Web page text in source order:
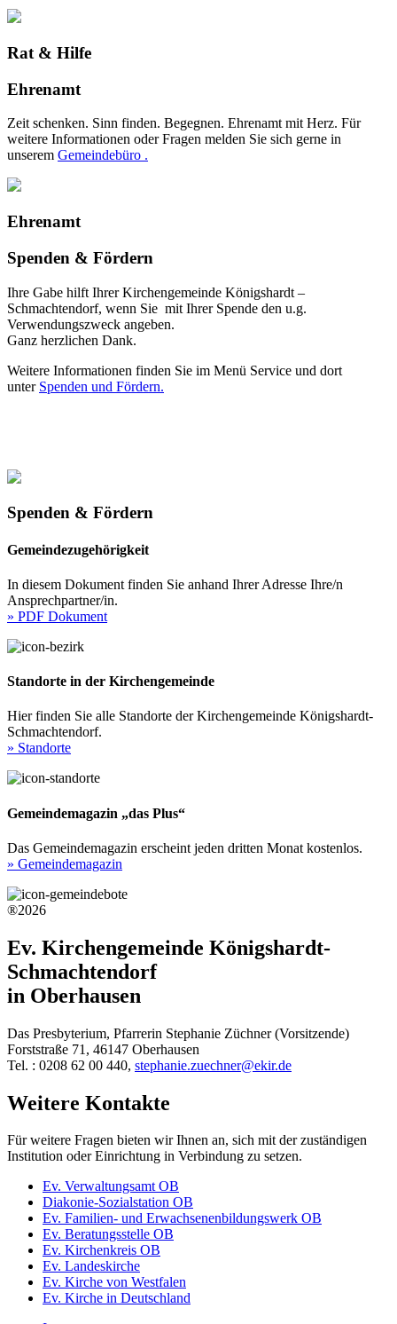
Rat & Hilfe
Ehrenamt
Zeit schenken. Sinn finden. Begegnen. Ehrenamt mit Herz. Für
weitere Informationen oder Fragen melden Sie sich gerne in
unserem Gemeindebüro .
Ehrenamt
Spenden & Fördern
Ihre Gabe hilft Ihrer Kirchengemeinde Königshardt –
Schmachtendorf, wenn Sie mit Ihrer Spende den u.g.
Verwendungszweck angeben.
Ganz herzlichen Dank.
Weitere Informationen finden Sie im Menü Service und dort
unter Spenden und Fördern.
Spenden & Fördern
Gemeindezugehörigkeit
In diesem Dokument finden Sie anhand Ihrer Adresse Ihre/n
Ansprechpartner/in.
» PDF Dokument
Standorte in der Kirchengemeinde
Hier finden Sie alle Standorte der Kirchengemeinde Königshardt-
Schmachtendorf.
» Standorte
Gemeindemagazin „das Plus“
Das Gemeindemagazin erscheint jeden dritten Monat kostenlos.
» Gemeindemagazin
®2026
Ev. Kirchengemeinde Königshardt-
Schmachtendorf
in Oberhausen
Das Presbyterium, Pfarrerin Stephanie Züchner (Vorsitzende)
Forststraße 71, 46147 Oberhausen
Tel. : 0208 62 00 440, stephanie.zuechner@ekir.de
Weitere Kontakte
Für weitere Fragen bieten wir Ihnen an, sich mit der zuständigen
Institution oder Einrichtung in Verbindung zu setzen.
Ev. Verwaltungsamt OB
Diakonie-Sozialstation OB
Ev. Familien- und Erwachsenenbildungswerk OB
Ev. Beratungsstelle OB
Ev. Kirchenkreis OB
Ev. Landeskirche
Ev. Kirche von Westfalen
Ev. Kirche in Deutschland